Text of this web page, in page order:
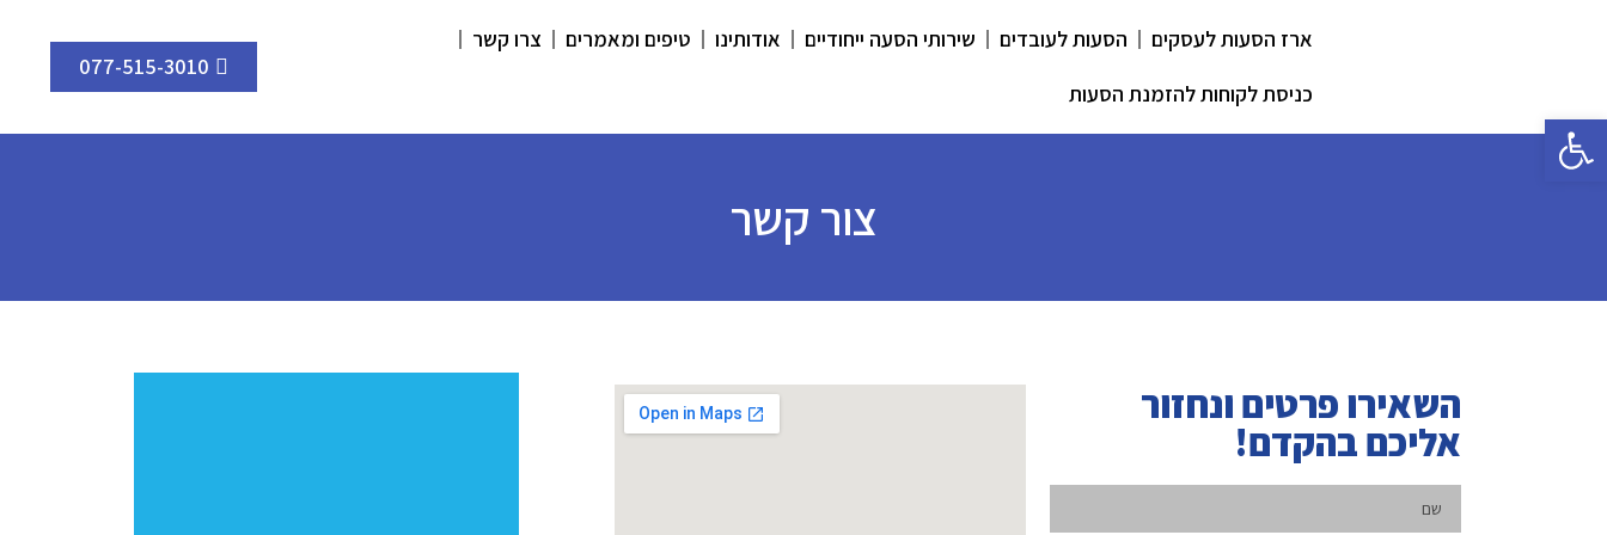
פתח סרגל נגישות
ארז הסעות לעסקים הסעות לעובדים שירותי הסעה ייחודיים אודותינו טיפים ומאמרים
צרו קשר
כניסת לקוחות להזמנת הסעות
077-515-3010
צור קשר
השאירו פרטים ונחזור
אליכם בהקדם!